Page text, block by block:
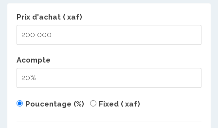
Prix d'achat ( xaf)
Acompte
Poucentage (%) Fixed ( xaf)